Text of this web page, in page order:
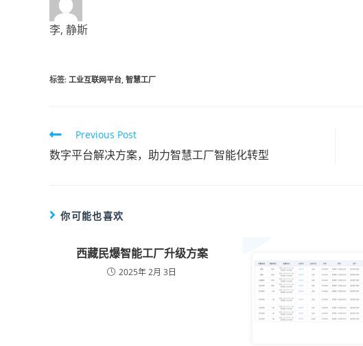
李, 静斯
标签: 工业互联网平台, 智慧工厂
Previous Post
数字平台解决方案，助力智慧工厂智能化转型
你可能也喜欢
西藏民爆智能工厂升级方案
2025年 2月 3日